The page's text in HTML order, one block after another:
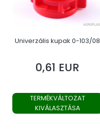
Univerzális kupak 0-103/08
Ár
0,61 EUR
TERMÉKVÁLTOZAT
KIVÁLASZTÁSA